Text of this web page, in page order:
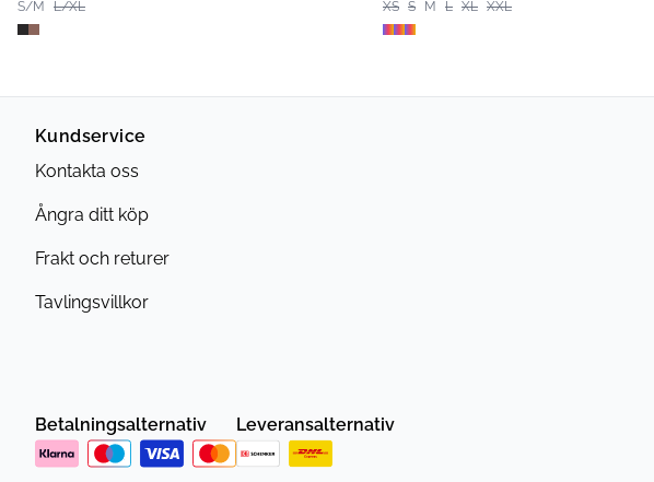
S/M L/XL XS S M L XL XXL
Kundservice
Kontakta oss
Ångra ditt köp
Frakt och returer
Tavlingsvillkor
Betalningsalternativ Leveransalternativ